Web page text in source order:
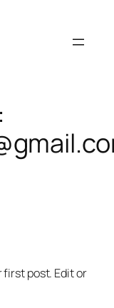
first post. Edit or